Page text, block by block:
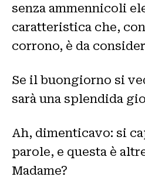
senza ammennicoli
caratteristica che,
corrono, è da
Se il buongiorno si
sarà una splendida
Ah, dimenticavo: si
parole, e questa è
Madame?